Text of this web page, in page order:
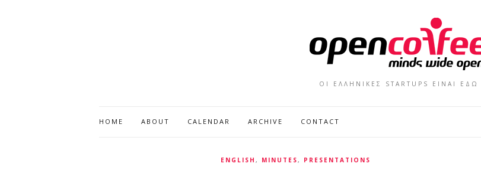
ΟΙ ΕΛΛΗΝΙΚΕΣ STARTUPS ΕΙΝΑΙ ΕΔΩ
HOME ABOUT CALENDAR ARCHIVE CONTACT
ENGLISH, MINUTES, PRESENTATIONS